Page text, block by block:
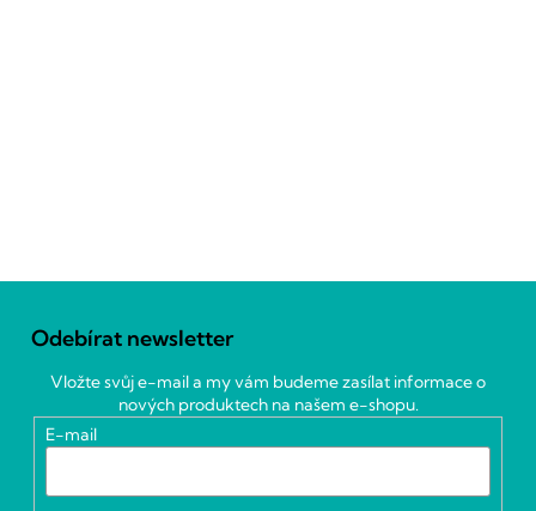
Odebírat newsletter
Vložte svůj e-mail a my vám budeme zasílat informace o
nových produktech na našem e-shopu.
E-mail